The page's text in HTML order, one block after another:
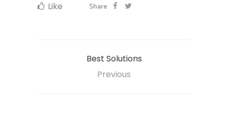
Share
Like
Best Solutions
Previous